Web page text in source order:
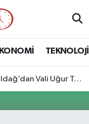
TEKNOLOJİ
Vali Uğur Turan’a Ziyaret